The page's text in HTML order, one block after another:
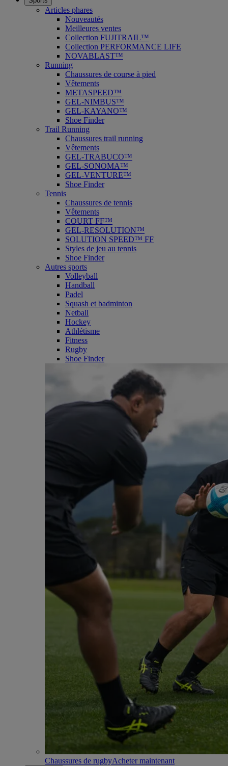
Articles phares
Nouveautés
Meilleures ventes
Collection FUJITRAIL™
Collection PERFORMANCE LIFE
NOVABLAST™
Running
Chaussures de course à pied
Vêtements
METASPEED™
GEL-NIMBUS™
GEL-KAYANO™
Shoe Finder
Trail Running
Chaussures trail running
Vêtements
GEL-TRABUCO™
GEL-SONOMA™
GEL-VENTURE™
Shoe Finder
Tennis
Chaussures de tennis
Vêtements
COURT FF™
GEL-RESOLUTION™
SOLUTION SPEED™ FF
Styles de jeu au tennis
Shoe Finder
Autres sports
Volleyball
Handball
Padel
Squash et badminton
Netball
Hockey
Athlétisme
Fitness
Rugby
Shoe Finder
Chaussures de rugbyAcheter maintenant